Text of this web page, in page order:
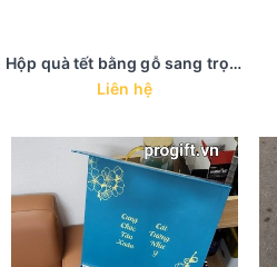
Hộp quà tết bằng gỗ sang trọng
Liên hệ